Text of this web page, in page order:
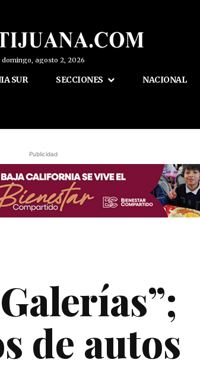
domingo, agosto 2, 2026
SUR SECCIONES NACIONAL
Publicidad
de autos